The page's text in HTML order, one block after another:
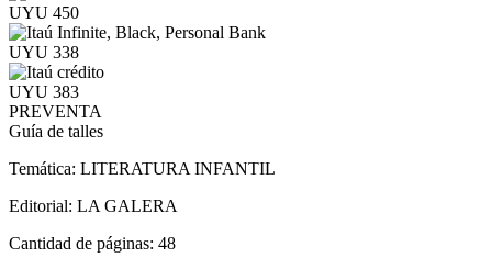
UYU 450
UYU 338
UYU 383
PREVENTA
Guía de talles
Temática: LITERATURA INFANTIL
Editorial: LA GALERA
Cantidad de páginas: 48